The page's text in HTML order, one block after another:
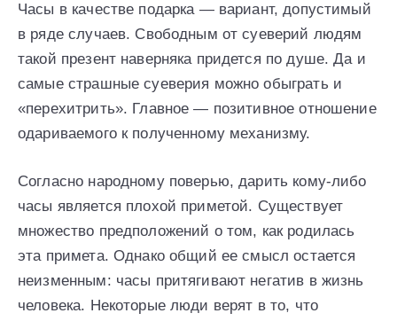
Часы в качестве подарка — вариант, допустимый
в ряде случаев. Свободным от суеверий людям
такой презент наверняка придется по душе. Да и
самые страшные суеверия можно обыграть и
«перехитрить». Главное — позитивное отношение
одариваемого к полученному механизму.
Согласно народному поверью, дарить кому-либо
часы является плохой приметой. Существует
множество предположений о том, как родилась
эта примета. Однако общий ее смысл остается
неизменным: часы притягивают негатив в жизнь
человека. Некоторые люди верят в то, что